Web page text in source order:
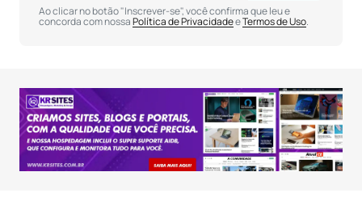
Seu nome
Seu e-mail*
Ao clicar no botão "Inscrever-se", você confirma que leu e
concorda com nossaPolítica de PrivacidadeeTermos de Uso.